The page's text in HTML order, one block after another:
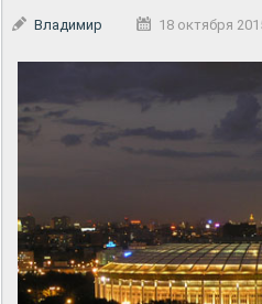
Владимир 18 октября